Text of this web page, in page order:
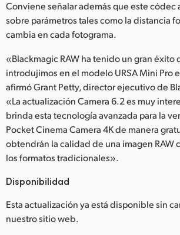
Conviene señalar además que este
sobre parámetros tales como la distancia
cambia en cada fotograma.
«Blackmagic RAW ha tenido un gran éxito
introdujimos en el modelo URSA Mini Pro
afirmó Grant Petty, director ejecutivo de
«La actualización Camera 6.2 es muy
brinda esta tecnología avanzada para la
Pocket Cinema Camera 4K de manera
obtendrán la calidad de una imagen RAW
los formatos tradicionales».
Disponibilidad
Esta actualización ya está disponible sin
nuestro sitio web.